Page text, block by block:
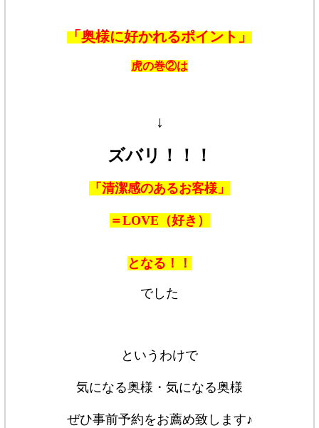
「奥様に好かれるポイント」
虎の巻②は
↓
ズバリ！！！
「清潔感のあるお客様」
＝LOVE（好き）
となる！！
でした
というわけで
気になる奥様・気になる奥様
ぜひ事前予約をお薦め致します♪